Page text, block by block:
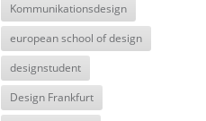
Kommunikationsdesign
european school of design
designstudent
Design Frankfurt